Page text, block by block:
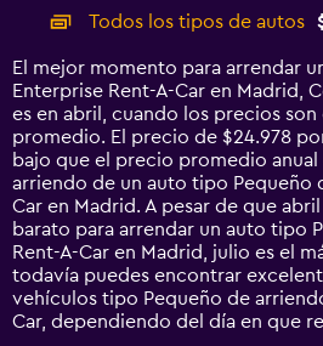
categories.
Range:
14
categories.
The
chart
has
1
Y
axis
displaying
values.
Range:
0
to
Todos los tipos de autos
El mejor momento para arrendar
Enterprise Rent-A-Car en Madrid,
es en abril, cuando los precios son
promedio. El precio de $24.978
bajo que el precio promedio anual
arriendo de un auto tipo Pequeño
Car en Madrid. A pesar de que
barato para arrendar un auto tipo
Rent-A-Car en Madrid, julio es el
todavía puedes encontrar
vehículos tipo Pequeño de
Car, dependiendo del día en que